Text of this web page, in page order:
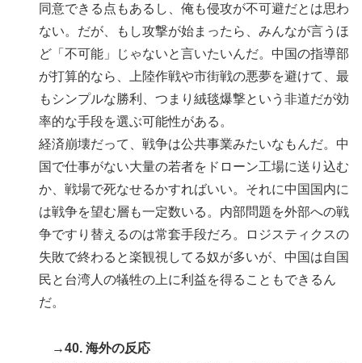
同意できる点もあるし、俺も侵攻が不可避だとは思わ
ない。だが、もし攻撃が始まったら、みんなが言うほ
ど「不可能」じゃないと言いたいんだ。中国の指導部
が打算的なら、上陸作戦や市街戦の悪夢を避けて、最
もシンプルな勝利、つまり絨毯爆撃という非道だが効
率的な手段を選ぶ可能性がある。
経済崩壊だって、戦争は公共事業みたいなもんだ。中
国で仕事がない大量の若者をドローン工場に送り込む
か、戦場で死なせるかすればいい。それに中国国内に
は戦争を望む層も一定数いる。内部問題を外部への戦
争ですり替えるのは常套手段だろ。ロジスティクスの
失敗で終わると楽観視してる奴が多いが、中国は自国
民と台湾人の犠牲の上に利益を得ることもできるん
だ。
→40. 海外の反応